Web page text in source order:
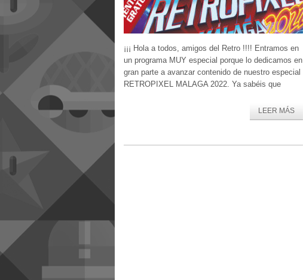
¡¡¡ Hola a todos, amigos del Retro !!!! Entramos en
un programa MUY especial porque lo dedicamos en
gran parte a avanzar contenido de nuestro especial
RETROPIXEL MALAGA 2022. Ya sabéis que
LEER MÁS